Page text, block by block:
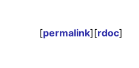
[permalink][rdoc]